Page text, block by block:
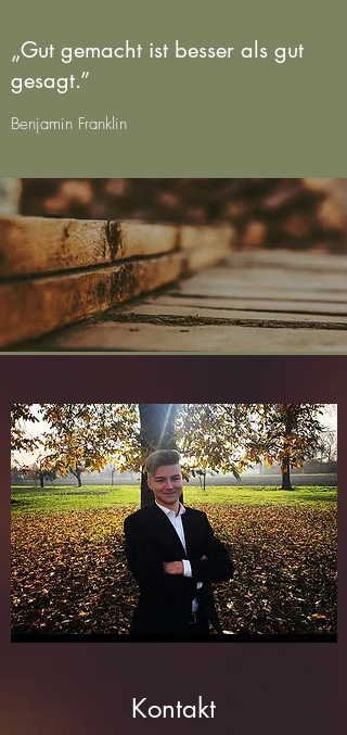
„Gut gemacht ist besser als gut
gesagt.”
Benjamin Franklin
Kontakt